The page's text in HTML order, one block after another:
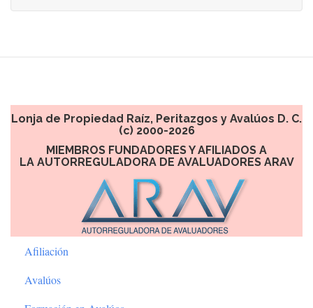
Lonja de Propiedad Raíz, Peritazgos y Avalúos D. C.
(c) 2000-2026
MIEMBROS FUNDADORES Y AFILIADOS A
LA AUTORREGULADORA DE AVALUADORES ARAV
Afiliación
Avalúos